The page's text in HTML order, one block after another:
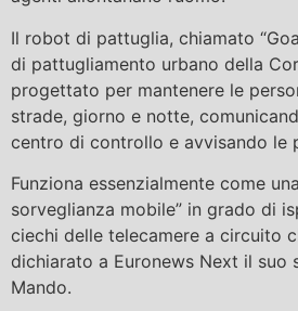
Il robot di pattuglia, chiamato
di pattugliamento urbano della
progettato per mantenere le
strade, giorno e notte,
centro di controllo e avvisando le
Funziona essenzialmente come
sorveglianza mobile” in grado di
ciechi delle telecamere a circuito
dichiarato a Euronews Next il suo
Mando.